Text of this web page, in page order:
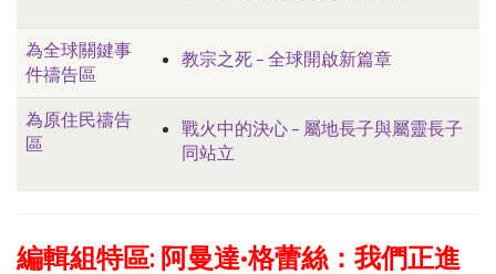
為全球關鍵事
件禱告區
教宗之死 – 全球開啟新篇章
為原住民禱告
區
戰火中的決心 – 屬地長子與屬靈長子
同站立
編輯組特區: 阿曼達·格蕾絲：我們正進